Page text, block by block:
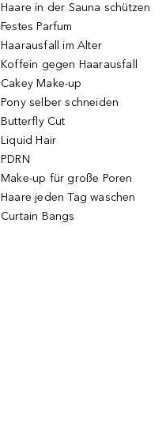
Haare in der Sauna schützen
Festes Parfum
Haarausfall im Alter
Koffein gegen Haarausfall
Cakey Make-up
Pony selber schneiden
Butterfly Cut
Liquid Hair
PDRN
Make-up für große Poren
Haare jeden Tag waschen
Curtain Bangs